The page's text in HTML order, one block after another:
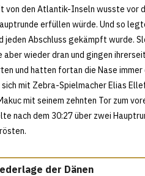
von den Atlantik-Inseln wusste vor
erfüllen würde. Und so
jeden Abschluss gekämpft wurde.
aber wieder dran und gingen
und hatten fortan die Nase immer
mit Zebra-Spielmacher Elias
mit seinem zehnten Tor zum
nach dem 30:27 über zwei
der Dänen